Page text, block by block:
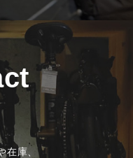
在庫、